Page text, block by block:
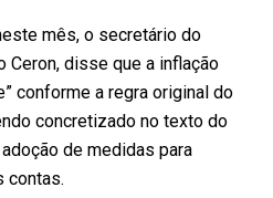
mês, o secretário do
Ceron, disse que a inflação
conforme a regra original do
concretizado no texto do
de medidas para
contas.